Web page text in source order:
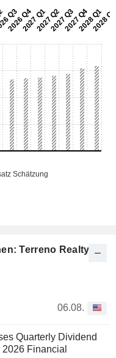
Terreno Realty
06.08.
Quarterly Dividend
Financial